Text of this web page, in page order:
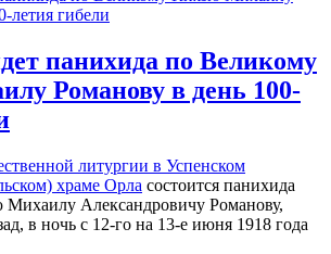
панихида по Великому
Романову в день 100-
литургии в Успенском
храме Орла состоится панихида
Александровичу Романову,
в ночь с 12-го на 13-е июня 1918 года